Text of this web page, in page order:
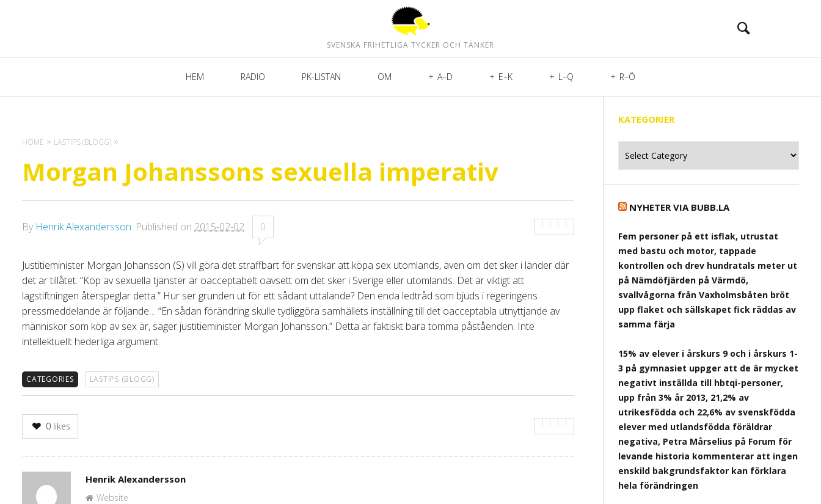
SVENSKA FRIHETLIGA TYCKER OCH TÄNKER
HEM RADIO PK-LISTAN OM A–D E–K L–Q R–Ö
HOME LÄSTIPS (BLOGG)
Morgan Johanssons sexuella imperativ
By Henrik Alexandersson. Published on 2015-02-02. 0
Justitieminister Morgan Johansson (S) vill göra det straffbart för svenskar att köpa sex utomlands, även om det sker i länder där
det är tillåtet. “Köp av sexuella tjänster är oacceptabelt oavsett om det sker i Sverige eller utomlands. Det är viktigt att
lagstiftningen återspeglar detta.” Hur ser grunden ut för ett sådant uttalande? Den enda ledtråd som bjuds i regeringens
pressmeddelande är följande… “En sådan förändring skulle tydliggöra samhällets inställning till det oacceptabla utnyttjande av
människor som köp av sex är, säger justitieminister Morgan Johansson.” Detta är faktiskt bara tomma påståenden. Inte
intellektuellt hederliga argument.
CATEGORIES LÄSTIPS (BLOGG)
0 likes
Author
Henrik Alexandersson
Website
KATEGORIER
NYHETER VIA BUBB.LA
Fem personer på ett isflak, utrustat
med bastu och motor, tappade
kontrollen och drev hundratals meter ut
på Nämdöfjärden på Värmdö,
svallvågorna från Vaxholmsbåten bröt
upp flaket och sällskapet fick räddas av
samma färja
15% av elever i årskurs 9 och i årskurs 1-
3 på gymnasiet uppger att de är mycket
negativt inställda till hbtqi-personer,
upp från 3% år 2013, 21,2% av
utrikesfödda och 22,6% av svenskfödda
elever med utlandsfödda föräldrar
negativa, Petra Mårselius på Forum för
levande historia kommenterar att ingen
enskild bakgrundsfaktor kan förklara
hela förändringen